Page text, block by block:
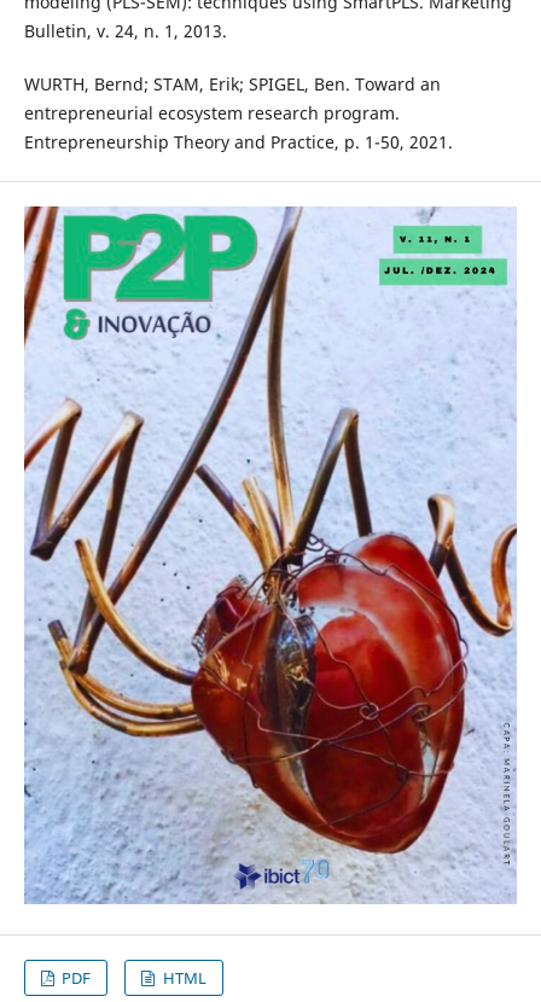
Bulletin, v. 24, n. 1, 2013.
WURTH, Bernd; STAM, Erik; SPIGEL, Ben. Toward an
entrepreneurial ecosystem research program.
Entrepreneurship Theory and Practice, p. 1-50, 2021.
PDF HTML